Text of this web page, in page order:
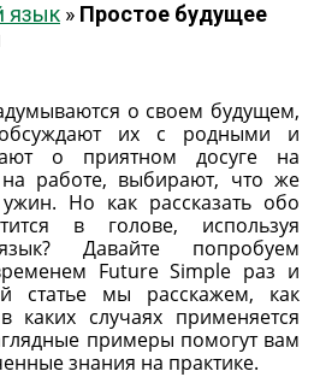
язык » Простое будущее
о своем будущем,
их с родными и
о приятном досуге на
работе, выбирают, что же
Но как рассказать обо
в голове, используя
Давайте попробуем
Future Simple раз и
статье мы расскажем, как
каких случаях применяется
примеры помогут вам
знания на практике.